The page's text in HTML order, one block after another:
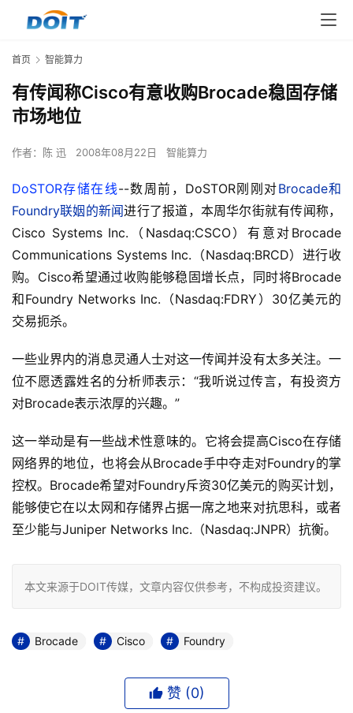
首页 智能算力
有传闻称Cisco有意收购Brocade稳固存储
市场地位
作者： 陈 迅 2008年08月22日 智能算力
DoSTOR存储在线--数周前，DoSTOR刚刚对Brocade和
Foundry联姻的新闻进行了报道，本周华尔街就有传闻称，
Cisco Systems Inc.（Nasdaq:CSCO）有意对Brocade
Communications Systems Inc.（Nasdaq:BRCD）进行收
购。Cisco希望通过收购能够稳固增长点，同时将Brocade
和Foundry Networks Inc.（Nasdaq:FDRY）30亿美元的
交易扼杀。
一些业界内的消息灵通人士对这一传闻并没有太多关注。一
位不愿透露姓名的分析师表示：“我听说过传言，有投资方
对Brocade表示浓厚的兴趣。”
这一举动是有一些战术性意味的。它将会提高Cisco在存储
网络界的地位，也将会从Brocade手中夺走对Foundry的掌
控权。Brocade希望对Foundry斥资30亿美元的购买计划，
能够使它在以太网和存储界占据一席之地来对抗思科，或者
至少能与Juniper Networks Inc.（Nasdaq:JNPR）抗衡。
本文来源于DOIT传媒，文章内容仅供参考，不构成投资建议。
Brocade Cisco Foundry
赞 (0)